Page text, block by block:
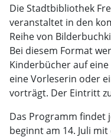
Die Stadtbibliothek
veranstaltet in den
Reihe von
Bei diesem Format
Kinderbücher auf
eine Vorleserin oder
vorträgt. Der Eintritt
Das Programm findet
beginnt am 14. Juli